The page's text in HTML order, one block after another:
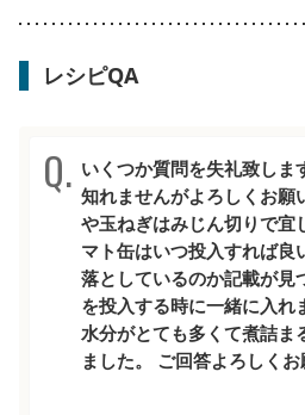
レシピQA
いくつか質問を失礼致しま
知れませんがよろしくお
や玉ねぎはみじん切りで
マト缶はいつ投入すれば良
落としているのか記載が見
を投入する時に一緒に入れ
水分がとても多くて煮詰ま
ました。 ご回答よろしくお